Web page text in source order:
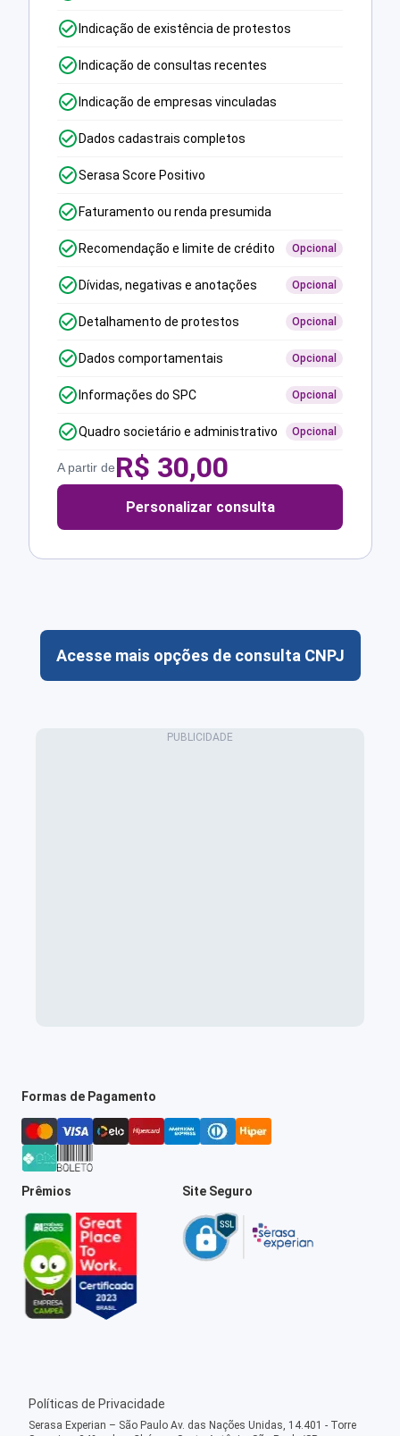
Indicação de existência de protestos
Indicação de consultas recentes
Indicação de empresas vinculadas
Dados cadastrais completos
Serasa Score Positivo
Faturamento ou renda presumida
Recomendação e limite de crédito Opcional
Dívidas, negativas e anotações Opcional
Detalhamento de protestos Opcional
Dados comportamentais Opcional
Informações do SPC Opcional
Quadro societário e administrativo Opcional
A partir deR$ 30,00
Personalizar consulta
Acesse mais opções de consulta CNPJ
Formas de Pagamento
Prêmios Site Seguro
Políticas de Privacidade
Serasa Experian – São Paulo Av. das Nações Unidas, 14.401 - Torre